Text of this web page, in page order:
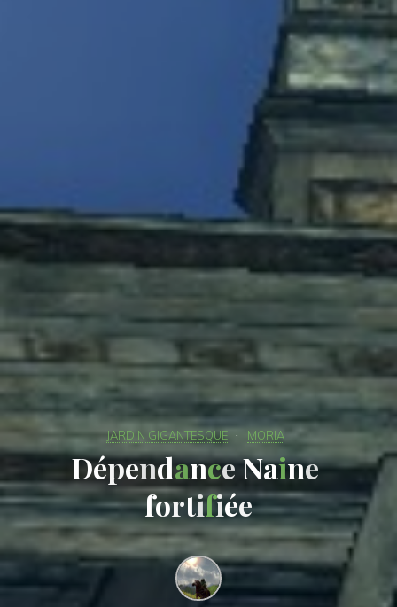
JARDIN GIGANTESQUE MORIA
DépendanceNaine
fortifiée